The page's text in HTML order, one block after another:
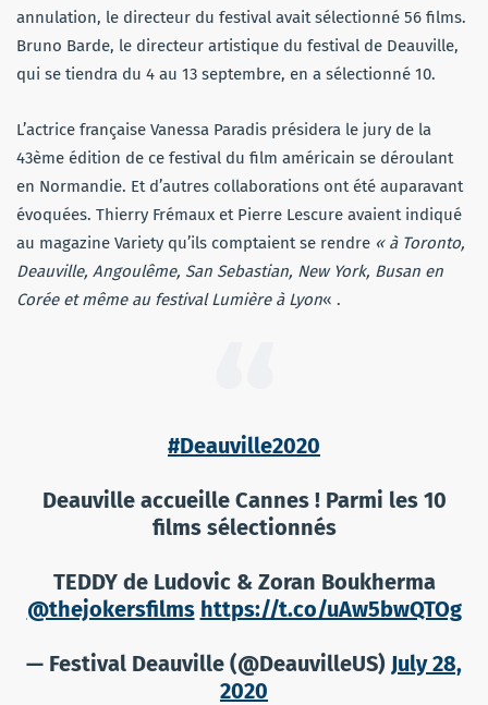
annulation, le directeur du festival avait sélectionné 56 films.
Bruno Barde, le directeur artistique du festival de Deauville,
qui se tiendra du 4 au 13 septembre, en a sélectionné 10.
L’actrice française Vanessa Paradis présidera le jury de la
43ème édition de ce festival du film américain se déroulant
en Normandie. Et d’autres collaborations ont été auparavant
évoquées. Thierry Frémaux et Pierre Lescure avaient indiqué
au magazine Variety qu’ils comptaient se rendre « à Toronto,
Deauville, Angoulême, San Sebastian, New York, Busan en
Corée et même au festival Lumière à Lyon« .
#Deauville2020
Deauville accueille Cannes ! Parmi les 10
films sélectionnés
TEDDY de Ludovic & Zoran Boukherma
@thejokersfilms https://t.co/uAw5bwQTOg
— Festival Deauville (@DeauvilleUS) July 28,
2020